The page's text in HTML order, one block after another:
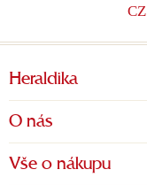
CZ
Heraldika
O nás
Vše o nákupu